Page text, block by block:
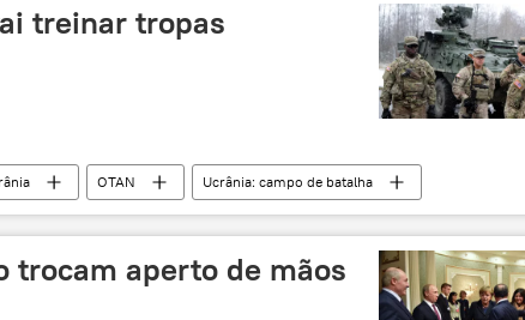
treinar tropas
OTAN
Ucrânia: campo de batalha
trocam aperto de mãos